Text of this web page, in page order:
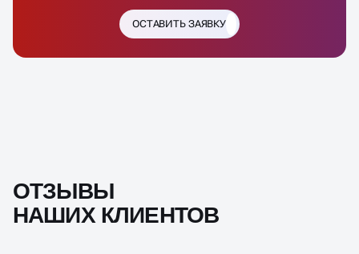
ОСТАВИТЬ ЗАЯВКУ
ОТЗЫВЫ
НАШИХ КЛИЕНТОВ